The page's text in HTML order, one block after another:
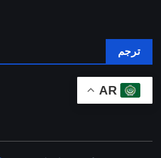
ترجم
AR